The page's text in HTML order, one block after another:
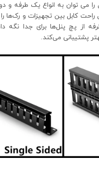
را می توان به انواع یک طرفه و
کابل بین تجهیزات و رک‌ها
از پچ پنل‌ها برای جدا نگه
پشتیبانی می‌کند.